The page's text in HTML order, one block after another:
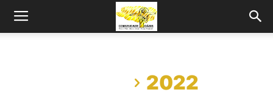
2022